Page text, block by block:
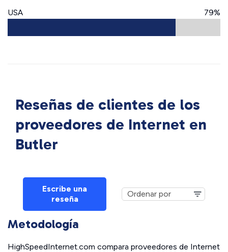
USA 79%
Reseñas de clientes de los
proveedores de Internet en
Butler
Escribe una
reseña
Metodología
HighSpeedInternet.com compara proveedores de Internet